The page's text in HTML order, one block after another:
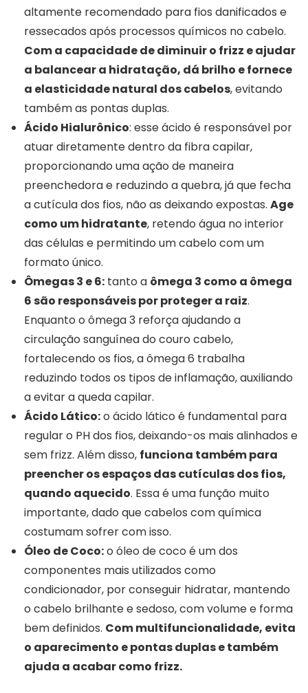
altamente recomendado para fios danificados e
ressecados após processos químicos no cabelo.
Com a capacidade de diminuir o frizz e ajudar
a balancear a hidratação, dá brilho e fornece
a elasticidade natural dos cabelos, evitando
também as pontas duplas.
Ácido Hialurônico: esse ácido é responsável por
atuar diretamente dentro da fibra capilar,
proporcionando uma ação de maneira
preenchedora e reduzindo a quebra, já que fecha
a cutícula dos fios, não as deixando expostas. Age
como um hidratante, retendo água no interior
das células e permitindo um cabelo com um
formato único.
Ômegas 3 e 6: tanto a ômega 3 como a ômega
6 são responsáveis por proteger a raiz.
Enquanto o ômega 3 reforça ajudando a
circulação sanguínea do couro cabelo,
fortalecendo os fios, a ômega 6 trabalha
reduzindo todos os tipos de inflamação, auxiliando
a evitar a queda capilar.
Ácido Lático:o ácido lático é fundamental para
regular o PH dos fios, deixando-os mais alinhados e
sem frizz. Além disso, funciona também para
preencher os espaços das cutículas dos fios,
quando aquecido. Essa é uma função muito
importante, dado que cabelos com química
costumam sofrer com isso.
Óleo de Coco:o óleo de coco é um dos
componentes mais utilizados como
condicionador, por conseguir hidratar, mantendo
o cabelo brilhante e sedoso, com volume e forma
bem definidos. Com multifuncionalidade, evita
o aparecimento e pontas duplas e também
ajuda a acabar como frizz.